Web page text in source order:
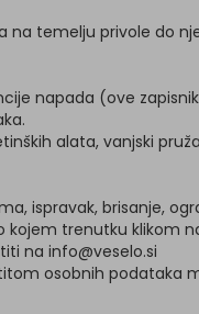
na temelju privole do
napada (ove
alata, vanjski
ispravak,
kojem trenutku klikom
na info@veselo.si
osobnih